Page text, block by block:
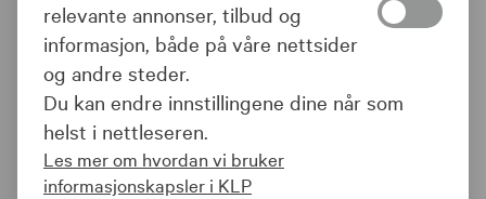
KLP Kapitalforvaltning tilbyr et bredt
utvalg av fondspakker som kombinerer
aksje- og renteinvesteringer i ulike
forhold. Fondspakkene gir virksomheter
en enkel og kostnadseffektiv måte å
investere på, tilpasset ønsket
relevante annonser, tilbud og
informasjon, både på våre nettsider
og andre steder.
Du kan endre innstillingene dine når som
helst i nettleseren.
Les mer om hvordan vi bruker
informasjonskapsler i KLP